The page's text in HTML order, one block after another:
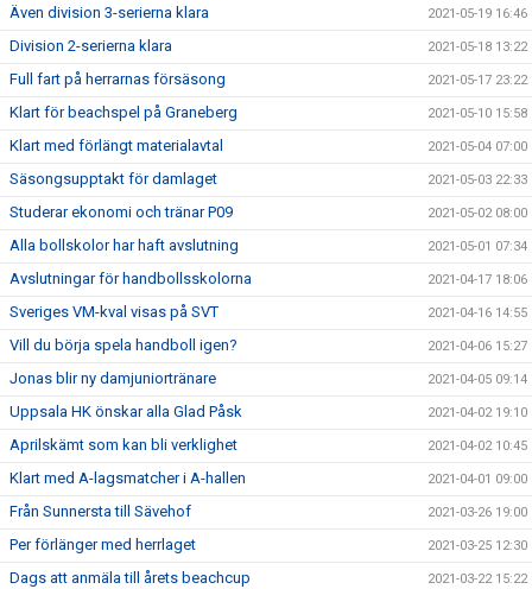
Även division 3-serierna klara 2021-05-19 16:46
Division 2-serierna klara 2021-05-18 13:22
Full fart på herrarnas försäsong 2021-05-17 23:22
Klart för beachspel på Graneberg 2021-05-10 15:58
Klart med förlängt materialavtal 2021-05-04 07:00
Säsongsupptakt för damlaget 2021-05-03 22:33
Studerar ekonomi och tränar P09 2021-05-02 08:00
Alla bollskolor har haft avslutning 2021-05-01 07:34
Avslutningar för handbollsskolorna 2021-04-17 18:06
Sveriges VM-kval visas på SVT 2021-04-16 14:55
Vill du börja spela handboll igen? 2021-04-06 15:27
Jonas blir ny damjuniortränare 2021-04-05 09:14
Uppsala HK önskar alla Glad Påsk 2021-04-02 19:10
Aprilskämt som kan bli verklighet 2021-04-02 10:45
Klart med A-lagsmatcher i A-hallen 2021-04-01 09:00
Från Sunnersta till Sävehof 2021-03-26 19:00
Per förlänger med herrlaget 2021-03-25 12:30
Dags att anmäla till årets beachcup 2021-03-22 15:22